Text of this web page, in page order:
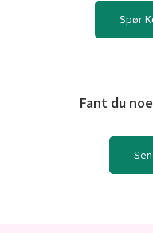
Spør
Fant du